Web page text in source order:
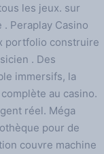
les jeux. sur
Peraplay Casino
portfolio construire
. Des
immersifs, la
au casino.
réel. Méga
pour de
couvre machine